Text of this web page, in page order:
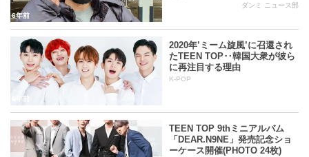
6年前
ダンミ ニュース部
6年前
2020年’ミーム旋風’に召還され
たTEEN TOP‥韓国大衆が彼ら
に再注目する理由
K-POP
TEEN TOP 9thミニアルバム
「DEAR.N9NE」発売記念ショ
ーケース開催(PHOTO 24枚)